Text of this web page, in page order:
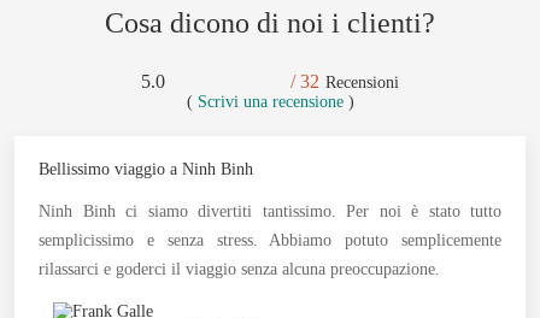
Cosa dicono di noi i clienti?
5.0 / 32 Recensioni
( Scrivi una recensione)
Bellissimo viaggio a Ninh Binh
Ninh Binh ci siamo divertiti tantissimo. Per noi è stato tutto
semplicissimo e senza stress. Abbiamo potuto semplicemente
rilassarci e goderci il viaggio senza alcuna preoccupazione.